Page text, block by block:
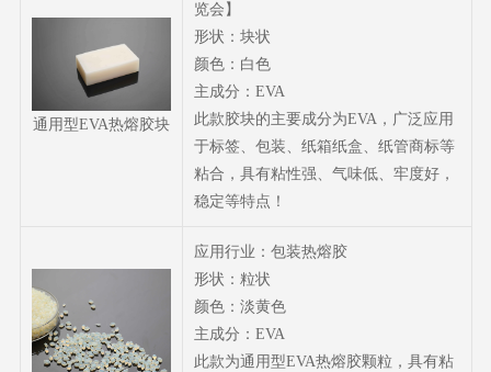
通用型EVA热熔胶块
览会】
形状：块状
颜色：白色
主成分：EVA
此款胶块的主要成分为EVA，广泛应用
于标签、包装、纸箱纸盒、纸管商标等
粘合，具有粘性强、气味低、牢度好，
稳定等特点！
应用行业：包装热熔胶
形状：粒状
颜色：淡黄色
主成分：EVA
此款为通用型EVA热熔胶颗粒，具有粘